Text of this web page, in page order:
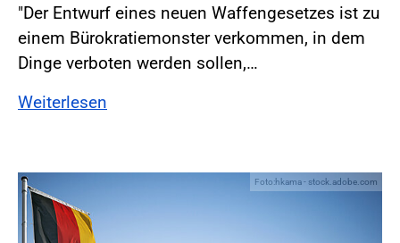
"Der Entwurf eines neuen Waffengesetzes ist zu
einem Bürokratiemonster verkommen, in dem
Dinge verboten werden sollen,…
Weiterlesen
Foto:hkama - stock.adobe.com